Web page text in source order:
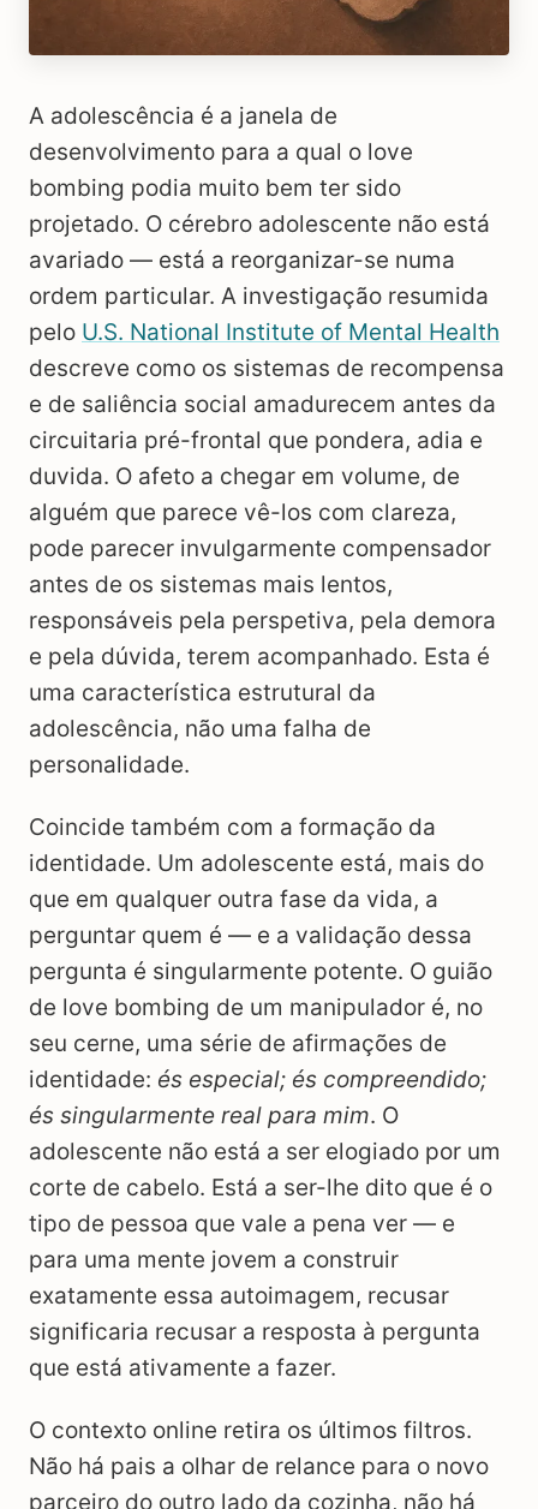
A adolescência é a janela de
desenvolvimento para a qual o love
bombing podia muito bem ter sido
projetado. O cérebro adolescente não está
avariado — está a reorganizar-se numa
ordem particular. A investigação resumida
pelo U.S. National Institute of Mental Health
descreve como os sistemas de recompensa
e de saliência social amadurecem antes da
circuitaria pré-frontal que pondera, adia e
duvida. O afeto a chegar em volume, de
alguém que parece vê-los com clareza,
pode parecer invulgarmente compensador
antes de os sistemas mais lentos,
responsáveis pela perspetiva, pela demora
e pela dúvida, terem acompanhado. Esta é
uma característica estrutural da
adolescência, não uma falha de
personalidade.
Coincide também com a formação da
identidade. Um adolescente está, mais do
que em qualquer outra fase da vida, a
perguntar quem é — e a validação dessa
pergunta é singularmente potente. O guião
de love bombing de um manipulador é, no
seu cerne, uma série de afirmações de
identidade: és especial; és compreendido;
és singularmente real para mim. O
adolescente não está a ser elogiado por um
corte de cabelo. Está a ser-lhe dito que é o
tipo de pessoa que vale a pena ver — e
para uma mente jovem a construir
exatamente essa autoimagem, recusar
significaria recusar a resposta à pergunta
que está ativamente a fazer.
O contexto online retira os últimos filtros.
Não há pais a olhar de relance para o novo
parceiro do outro lado da cozinha, não há